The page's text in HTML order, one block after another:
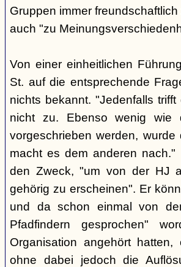
Gruppen immer
auch "zu
Von einer einheitlichen
St. auf die entsprechende
nichts bekannt. "Jedenfalls
nicht zu. Ebenso wenig wie
vorgeschrieben werden,
macht es dem anderen
den Zweck, "um von der HJ
gehörig zu erscheinen". Er
und da schon einmal von
Pfadfindern gesprochen"
Organisation angehört
ohne dabei jedoch die